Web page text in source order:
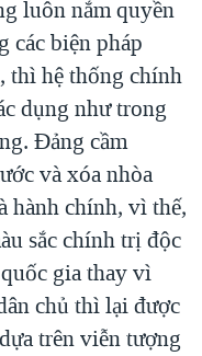
luôn nắm quyền
các biện pháp
thì hệ thống chính
dụng như trong
Đảng cầm
và xóa nhòa
hành chính, vì thế,
sắc chính trị độc
gia thay vì
chủ thì lại được
trên viễn tượng